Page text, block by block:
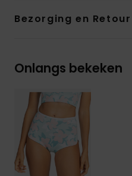
Bezorging en Retour
Onlangs bekeken